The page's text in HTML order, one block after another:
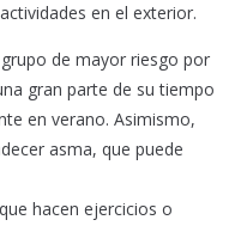
en el exterior.
de mayor riesgo por
gran parte de su tiempo
en verano. Asimismo,
asma, que puede
hacen ejercicios o